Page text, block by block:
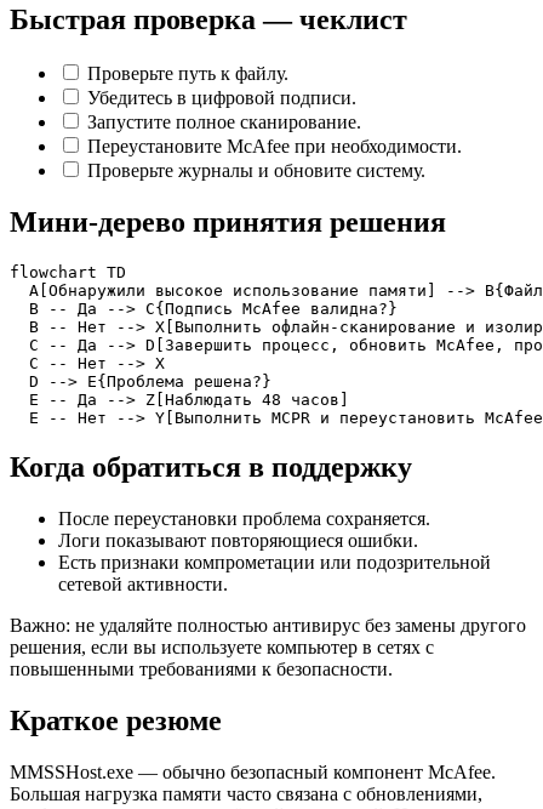
Быстрая проверка — чеклист
Проверьте путь к файлу.
Убедитесь в цифровой подписи.
Запустите полное сканирование.
Переустановите McAfee при необходимости.
Проверьте журналы и обновите систему.
Мини‑дерево принятия решения
flowchart TD
A[Обнаружили высокое использование памяти] -->
  B -- Да --> C{Подпись McAfee валидна?}
B -- Нет --> X[Выполнить офлайн-сканирование и
C -- Да --> D[Завершить процесс, обновить McAfee,
  C -- Нет --> X
  D --> E{Проблема решена?}
  E -- Да --> Z[Наблюдать 48 часов]
E -- Нет --> Y[Выполнить MCPR и переустановить
Когда обратиться в поддержку
После переустановки проблема сохраняется.
Логи показывают повторяющиеся ошибки.
Есть признаки компрометации или подозрительной
сетевой активности.
Важно: не удаляйте полностью антивирус без замены другого
решения, если вы используете компьютер в сетях с
повышенными требованиями к безопасности.
Краткое резюме
MMSSHost.exe — обычно безопасный компонент McAfee.
Большая нагрузка памяти часто связана с обновлениями,